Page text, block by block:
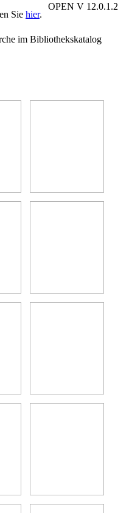
OPEN V 12.0.1.2
Sie hier.
im Bibliothekskatalog